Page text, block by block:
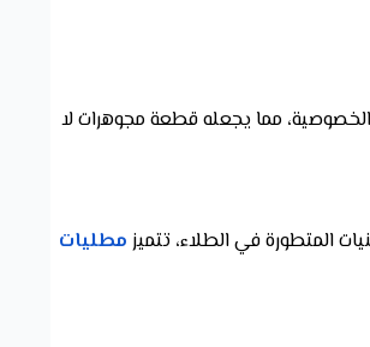
مما يجعله قطعة مجوهرات لا
المتطورة في الطلاء، تتميز مطليات